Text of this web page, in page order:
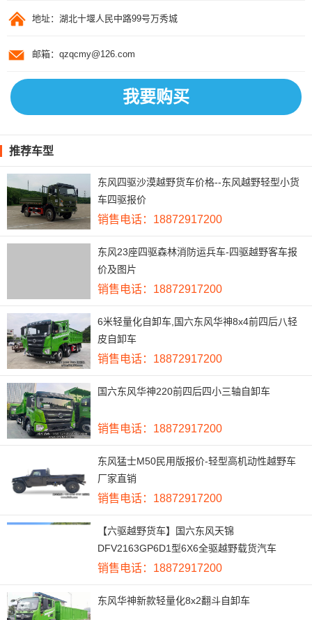
地址：湖北十堰人民中路99号万秀城
邮箱：qzqcmy@126.com
我要购买
推荐车型
东风四驱沙漠越野货车价格--东风越野轻型小货
车四驱报价
销售电话：18872917200
东风23座四驱森林消防运兵车-四驱越野客车报
价及图片
销售电话：18872917200
6米轻量化自卸车,国六东风华神8x4前四后八轻
皮自卸车
销售电话：18872917200
国六东风华神220前四后四小三轴自卸车
销售电话：18872917200
东风猛士M50民用版报价-轻型高机动性越野车
厂家直销
销售电话：18872917200
【六驱越野货车】国六东风天锦
DFV2163GP6D1型6X6全驱越野载货汽车
销售电话：18872917200
东风华神新款轻量化8x2翻斗自卸车